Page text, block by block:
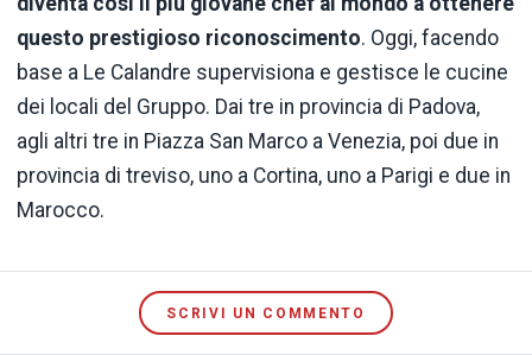
questo prestigioso riconoscimento. Oggi, facendo
base a Le Calandre supervisiona e gestisce le cucine
dei locali del Gruppo. Dai tre in provincia di Padova,
agli altri tre in Piazza San Marco a Venezia, poi due in
provincia di treviso, uno a Cortina, uno a Parigi e due in
Marocco.
SCRIVI UN COMMENTO